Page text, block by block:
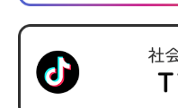
社会館 学童クラブ
スペース こむぎ